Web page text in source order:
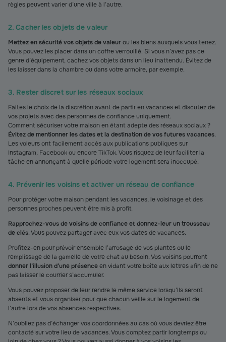
règles peuvent varier d’une ville à l’autre.
2. Cacher les objets de valeur
Mettez en sécurité vos objets de valeurou les biens auxquels vous tenez.
Vous pouvez les placer dans un coffre verrouillé. Si vous n’avez pas ce
genre d’équipement, cachez vos objets dans un lieu inattendu. Évitez de
les laisser dans la chambre ou dans votre armoire, par exemple.
3. Rester discret sur les réseaux sociaux
Faites le choix de la discrétion avant de partir en vacances et discutez de
vos projets avec des personnes de confiance uniquement.
Comment sécuriser votre maison en étant adepte des réseaux sociaux ?
Évitez de mentionner les dates et la destination de vos futures vacances.
Les voleurs ont facilement accès aux publications publiques sur
Instagram, Facebook ou encore TikTok. Vous risquez de leur faciliter la
tâche en annonçant à quelle période votre logement sera inoccupé.
4. Prévenir les voisins et activer un réseau de confiance
Pour protéger votre maison pendant les vacances, le voisinage et des
personnes proches peuvent être mis à profit.
Rapprochez-vous de voisins de confiance et donnez-leur un trousseau
de clés. Vous pouvez partager avec eux vos dates de vacances.
Profitez-en pour prévoir ensemble l’arrosage de vos plantes ou le
remplissage de la gamelle de votre chat au besoin. Vos voisins pourront
donner l’illusion d’une présenceen vidant votre boîte aux lettres afin de ne
pas laisser le courrier s’accumuler.
Vous pouvez proposer de leur rendre le même service lorsqu’ils seront
absents et vous organiser pour que chacun veille sur le logement de
l’autre lors de vos absences respectives.
N’oubliez pas d’échanger vos coordonnées au cas où vous devriez être
contacté sur votre lieu de vacances. Vous comptez partir longtemps ou